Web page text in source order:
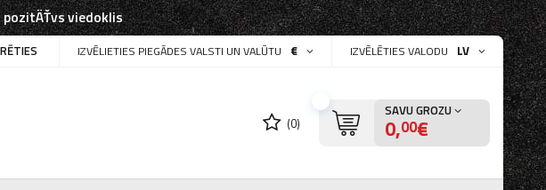
pozitÄŤvs viedoklis
IZVĒLIETIES PIEGĀDES VALSTI UN VALŪTU € IZVĒLĒTIES VALODU LV
(0)
SAVU GROZU
0,00€